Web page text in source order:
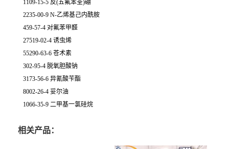
1109-15-5 反(五氟苯荃)硼
2235-00-9 N-乙烯基己内酰胺
459-57-4 对氟苯甲醛
27519-02-4 诱虫烯
55290-63-6 苍术素
302-95-4 脱氧胆酸钠
3173-56-6 异氰酸苄酯
8002-26-4 妥尔油
1066-35-9 二甲基一氯硅烷
相关产品：